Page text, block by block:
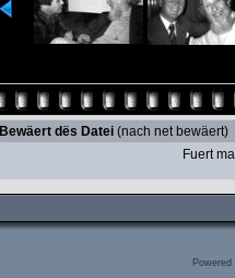
Bewäert dës Datei(nach net bewäert)
Fuert